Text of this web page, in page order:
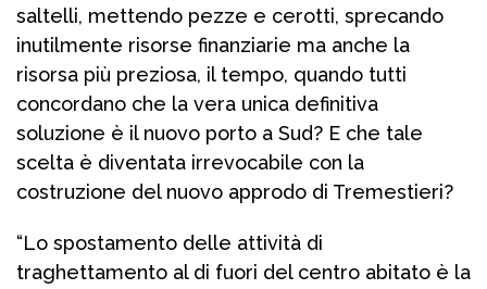
saltelli, mettendo pezze e cerotti, sprecando
inutilmente risorse finanziarie ma anche la
risorsa più preziosa, il tempo, quando tutti
concordano che la vera unica definitiva
soluzione è il nuovo porto a Sud? E che tale
scelta è diventata irrevocabile con la
costruzione del nuovo approdo di Tremestieri?
“Lo spostamento delle attività di
traghettamento al di fuori del centro abitato è la